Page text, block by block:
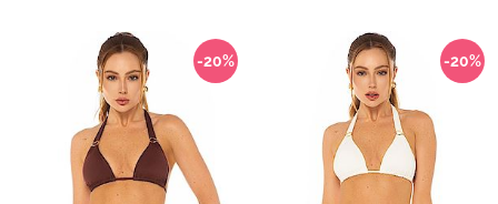
-20% -20%